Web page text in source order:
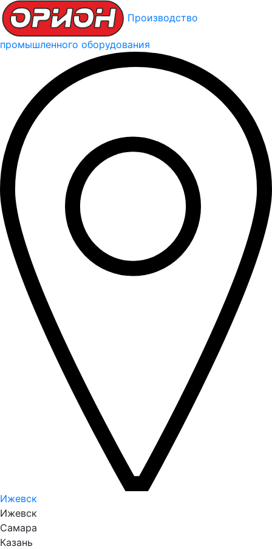
Производство
промышленного оборудования
Ижевск
Ижевск
Самара
Казань